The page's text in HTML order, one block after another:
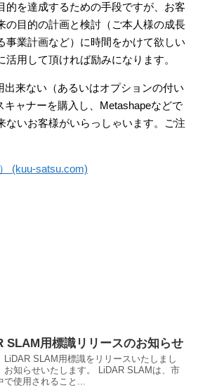
的を達成するための手段ですが、お客
の目的の計画と検討（ご本人様の成長
事業計画など）に時間をかけて欲しい
活用して頂ければ励みになります。
出来ない（あるいはオプションの付い
キャナーを購入し、Metashapeなどで
ないお客様がいらっしゃいます。ご注
(kuu-satsu.com)
SLAM用標識リリースのお知らせ
LiDAR SLAM用標識をリリースいたしまし
お知らせいたします。 LiDAR SLAMは、市
で使用されること...